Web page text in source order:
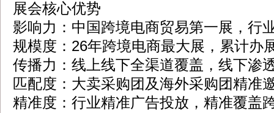
展会核心优势
影响力：中国跨境电商贸易第一展，行
规模度：26年跨境电商最大展，累计办
传播力：线上线下全渠道覆盖，线下渗
匹配度：大卖采购团及海外采购团精准
精准度：行业精准广告投放，精准覆盖